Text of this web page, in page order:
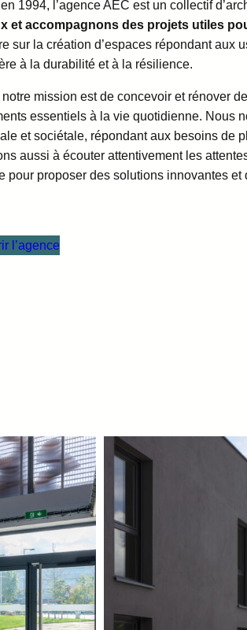
1994, l’agence AEC est un collectif
et accompagnons des projets utiles
sur la création d’espaces répondant aux
à la durabilité et à la résilience.
notre mission est de concevoir et rénover
essentiels à la vie quotidienne. Nous
et sociétale, répondant aux besoins de
aussi à écouter attentivement les
pour proposer des solutions innovantes et
l’agence